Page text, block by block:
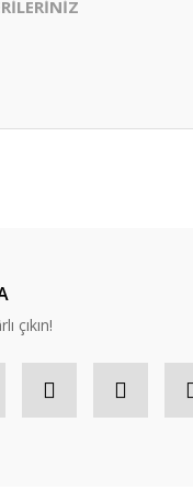
çıkın!